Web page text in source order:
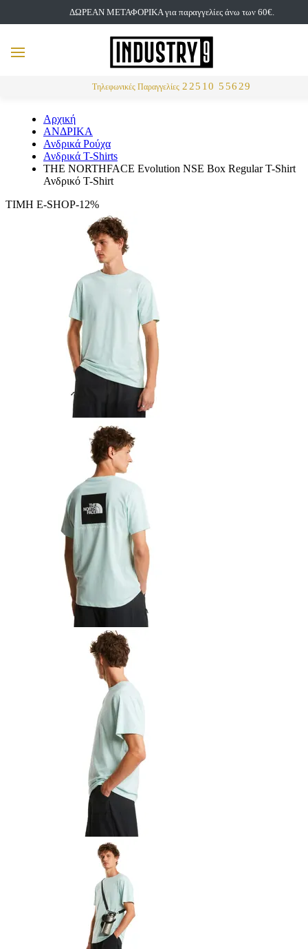
ΔΩΡΕΑΝ ΜΕΤΑΦΟΡΙΚΑ για παραγγελίες άνω των 60€.
Τηλεφωνικές Παραγγελίες 22510 55629
MENU
Αρχική
ΑΝΔΡΙΚΑ
Ανδρικά Ρούχα
Ανδρικά T-Shirts
THE NORTHFACE Evolution NSE Box Regular T-Shirt
Ανδρικό T-Shirt
ΤΙΜΗ E-SHOP-12%